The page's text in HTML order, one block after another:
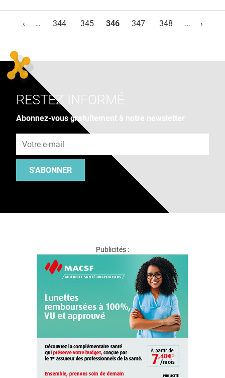
‹
… 344 345 346 347 348 … ›
RESTEZ INFORMÉ
Abonnez-vous gratuitement à notre newsletter
S'ABONNER
Publicités :